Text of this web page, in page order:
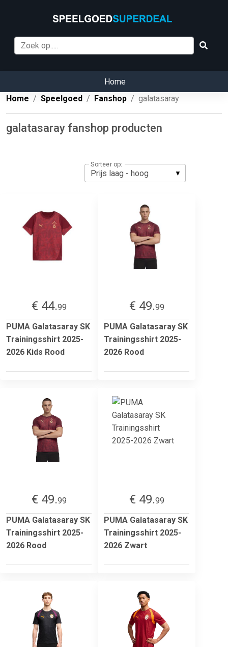
Home
Home
Speelgoed Fanshop galatasaray
galatasaray fanshop producten
Sorteer op:
€ 44.99
PUMA Galatasaray SK
Trainingsshirt 2025-
2026 Kids Rood
€ 49.99
PUMA Galatasaray SK
Trainingsshirt 2025-
2026 Rood
€ 49.99
PUMA Galatasaray SK
Trainingsshirt 2025-
2026 Rood
€ 49.99
PUMA Galatasaray SK
Trainingsshirt 2025-
2026 Zwart